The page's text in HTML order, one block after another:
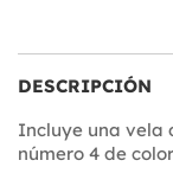
DESCRIPCIÓN
Incluye una vela
número 4 de